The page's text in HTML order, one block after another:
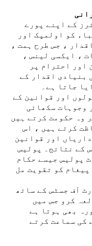
کے اپنے پورے
کو اولمپک اور
، جس طرح ہمت ،
، ایکسی لینس ،
اور احترام پر
بنیادی اقدار کے
جاتا ہے۔
اور قوانین کے
وجوہات سکھائی
وہ حکومت کرتے ہیں
کرتے ہیں ، اس
اور قوانین
کے نتائج۔ پولیس
پولیس جیسے حکام
کو تقویت مل
کورٹ آف جسٹس کے ساتھ
کرو جس میں
بھی ہوتا ہے
کی سماعت کرتے